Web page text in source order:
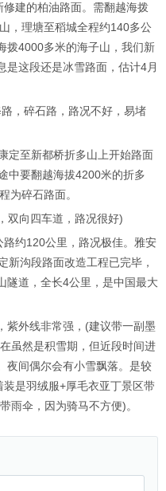
建的柏油路面。需翻越海拨
，理塘至稻城全程约140多公
拨4000多米的海子山，我们新
是这段还是冰雪路面，估计4月
，碎石路，路况不好，易堵
定至新都桥折多山上开始路面
中要翻越海拔4200米的折多
为碎石路面。
向四车道，路况很好)
约120公里，路况极佳。雅安
新沟段路面改造工程已完毕，
隧道，全长4公里，是中国最大
紫外线非常强，(建议带一副墨
虽然是积雪期，但近段时间进
夜间偶尔会有小雪飘落。是较
是羽绒服+厚毛衣亚丁景区带
雨伞，因为骑马不方便)。